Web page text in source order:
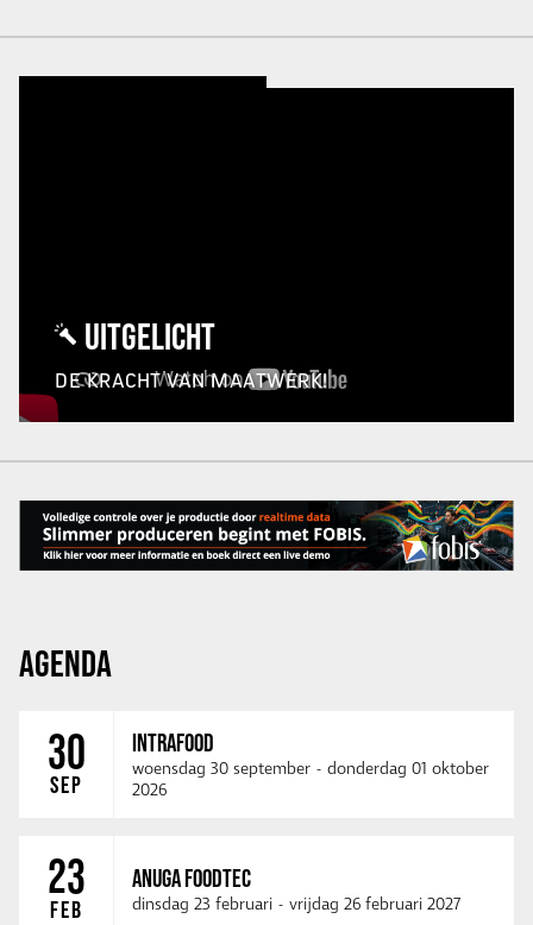
UITGELICHT
DE KRACHT VAN MAATWERK!
AGENDA
30
SEP
INTRAFOOD
woensdag 30 september - donderdag 01 oktober
2026
23
FEB
ANUGA FOODTEC
dinsdag 23 februari - vrijdag 26 februari 2027